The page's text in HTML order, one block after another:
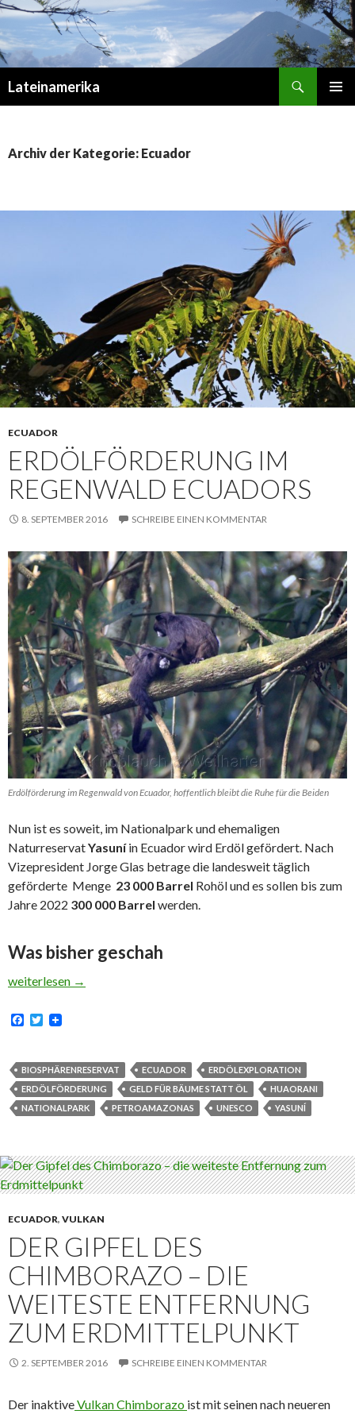
Lateinamerika
Archiv der Kategorie: Ecuador
ECUADOR
ERDÖLFÖRDERUNG IM
REGENWALD ECUADORS
8. SEPTEMBER 2016 SCHREIBE EINEN KOMMENTAR
Erdölförderung im Regenwald von Ecuador, hoffentlich bleibt die Ruhe für die Beiden
Nun ist es soweit, im Nationalpark und ehemaligen
NaturreservatYasuníin Ecuador wird Erdöl gefördert. Nach
Vizepresident Jorge Glas betrage die landesweit täglich
geförderte Menge 23 000 Barrel Rohöl und es sollen bis zum
Jahre 2022 300 000 Barrel werden.
Was bisher geschah
Erdölförderung im Regenwald Ecuadors
weiterlesen →
F
b
o
o
k
T
t
e
r
BIOSPHÄRENRESERVAT ECUADOR
ERDÖLEXPLORATION
ERDÖLFÖRDERUNG
GELD FÜR BÄUME STATT ÖL
HUAORANI
NATIONALPARK
PETROAMAZONAS UNESCO YASUNÍ
ECUADOR, VULKAN
DER GIPFEL DES
CHIMBORAZO – DIE
WEITESTE ENTFERNUNG
ZUM ERDMITTELPUNKT
2. SEPTEMBER 2016 SCHREIBE EINEN KOMMENTAR
Der inaktiveVulkan Chimborazo ist mit seinen nach neueren